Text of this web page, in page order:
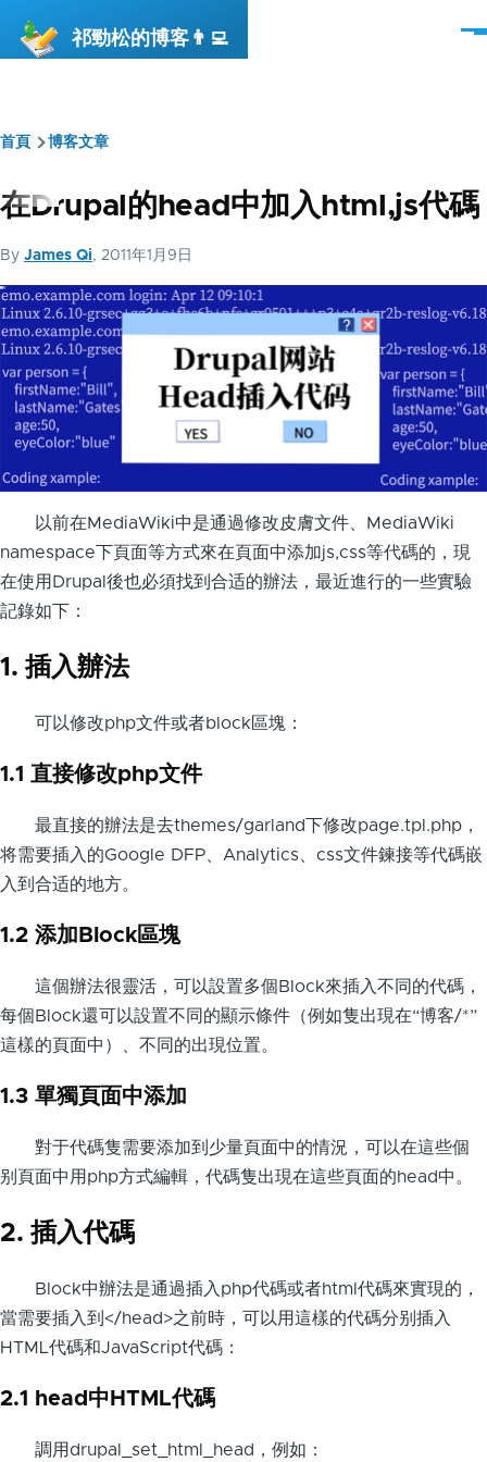
祁勁松的博客👨‍💻
選
導
航
連
結
首頁 博客文章
在Drupal的head中加入html,js代碼
By James Qi, 2011年1月9日
以前在MediaWiki中是通過修改皮膚文件、MediaWiki
namespace下頁面等方式來在頁面中添加js,css等代碼的，現
在使用Drupal後也必須找到合适的辦法，最近進行的一些實驗
記錄如下：
1. 插入辦法
可以修改php文件或者block區塊：
1.1 直接修改php文件
最直接的辦法是去themes/garland下修改page.tpl.php，
将需要插入的Google DFP、Analytics、css文件鍊接等代碼嵌
入到合适的地方。
1.2 添加Block區塊
這個辦法很靈活，可以設置多個Block來插入不同的代碼，
每個Block還可以設置不同的顯示條件（例如隻出現在“博客/*”
這樣的頁面中）、不同的出現位置。
1.3 單獨頁面中添加
對于代碼隻需要添加到少量頁面中的情況，可以在這些個
别頁面中用php方式編輯，代碼隻出現在這些頁面的head中。
2. 插入代碼
Block中辦法是通過插入php代碼或者html代碼來實現的，
當需要插入到</head>之前時，可以用這樣的代碼分别插入
HTML代碼和JavaScript代碼：
2.1 head中HTML代碼
調用drupal_set_html_head，例如：